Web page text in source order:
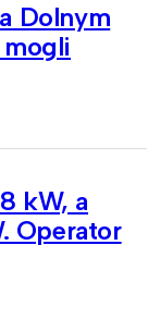
Dolnym
mogli
kW, a
Operator